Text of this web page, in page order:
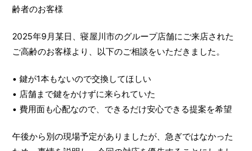
齢者のお客様
2025年9月某日、寝屋川市のグループ店舗にご来店された
ご高齢のお客様より、以下のご相談をいただきました。
• 鍵が1本もないので交換してほしい
• 店舗まで鍵をかけずに来られていた
• 費用面も心配なので、できるだけ安心できる提案を希望
午後から別の現場予定がありましたが、急ぎではなかった